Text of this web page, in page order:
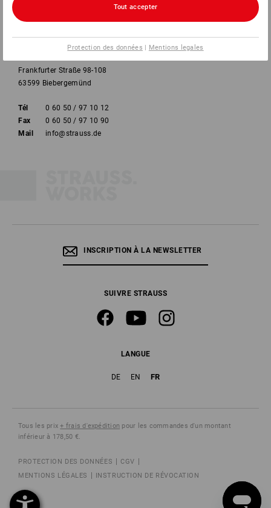
Strauss Deutschland
Frankfurter Straße 98-108
63599 Biebergemünd
Tél
0 60 50 / 97 10 12
Fax
0 60 50 / 97 10 90
Mail
info@strauss.de
INSCRIPTION À LA NEWSLETTER
SUIVRE STRAUSS
LANGUE
DE EN FR
Tous les prix+ frais d'expédition pour les commandes d'un montant
inférieur à 178,50 €.
PROTECTION DES DONNÉES
CGV
MENTIONS LÉGALES
INSTRUCTION DE RÉVOCATION
Tout accepter
Protection des données | Mentions legales